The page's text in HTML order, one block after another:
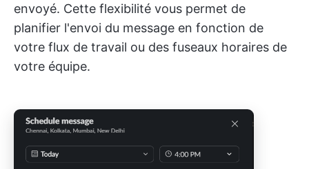
envoyé. Cette flexibilité vous permet de
planifier l'envoi du message en fonction de
votre flux de travail ou des fuseaux horaires de
votre équipe.